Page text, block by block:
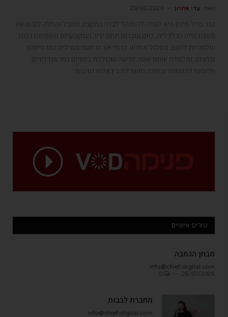
עדי אהרון
כבר בגיל תיכון היא למדה להתנהל לבדה בתקציב מוגבל והחלה לגבש את
משנת חייה הכלכלית. כיום עוברות תחת ידיה המקצועיות משפחות רבות
שלומדות לחשב מסלול מחדש. כרמי אור נרתעת ממילים כמו חיסכון
וצמצום, ומלמדת אותנו שפה חדשה שכוללת ביטויים כמו מגדלורים,
חלומות להגשמה ובחירה מושכלת בין אלטרנטיבות.
טורים אישיים
מבחן הגמבה
info@chief-digital.com
מחברת לבבות
info@chief-digital.com